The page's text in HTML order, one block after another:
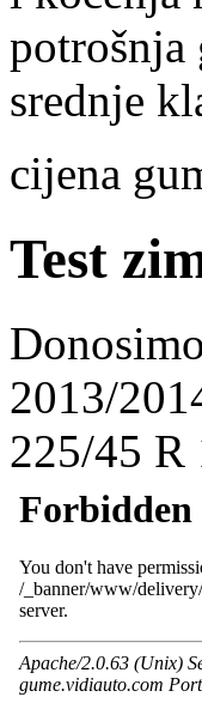
potrošnja
srednje
cijena
Test
2013/
225/45 R